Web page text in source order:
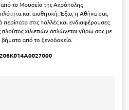
το Μουσείο της Ακρόπολης
και αισθητική. Έξω, η Αθήνα σας
περίπατο στις πολλές και ενδιαφέρουσες
πλούτος χιλιετιών απλώνεται γύρω σας με
από το ξενοδοχείο.